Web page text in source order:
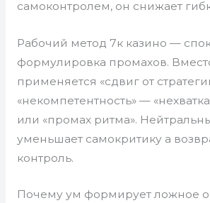
самоконтролем, он снижает
Рабочий метод 7к казино —
формулировка промахов.
применяется «сдвиг от
«некомпетентность» —
или «промах ритма».
уменьшает самокритику а
контроль.
Почему ум формирует ложное